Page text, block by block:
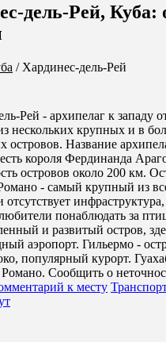
дель-Рей, Куба:
/ Хардинес-дель-Рей
Рей - архипелаг к западу
нескольких крупных и в
островов. Название
короля Фердинанда
островов около 200 км.
- самый крупный из
отсутствует
понаблюдать за
и развитый остров,
аэропорт. Гильермо -
популярный курорт.
Романо. Сообщить о
к месту